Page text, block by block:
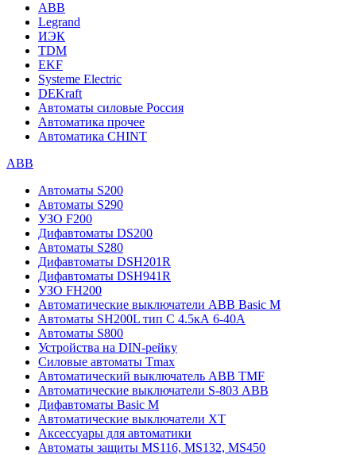
ABB
Legrand
ИЭК
TDM
EKF
Systeme Electric
DEKraft
Автоматы силовые Россия
Автоматика прочее
Автоматика CHINT
ABB
Автоматы S200
Автоматы S290
УЗО F200
Дифавтоматы DS200
Автоматы S280
Дифавтоматы DSH201R
Дифавтоматы DSH941R
УЗО FH200
Автоматические выключатели ABB Basic M
Автоматы SH200L тип С 4.5кА 6-40А
Автоматы S800
Устройства на DIN-рейку
Силовые автоматы Tmax
Автоматический выключатель ABB TMF
Автоматические выключатели S-803 АВВ
Дифавтоматы Basic M
Автоматические выключатели XT
Аксессуары для автоматики
Автоматы защиты MS116, MS132, MS450